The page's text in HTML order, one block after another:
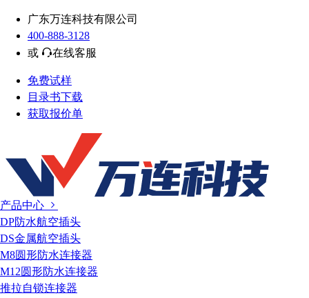
广东万连科技有限公司
400-888-3128
或
在线客服
免费试样
目录书下载
获取报价单
产品中心
DP防水航空插头
DS金属航空插头
M8圆形防水连接器
M12圆形防水连接器
推拉自锁连接器